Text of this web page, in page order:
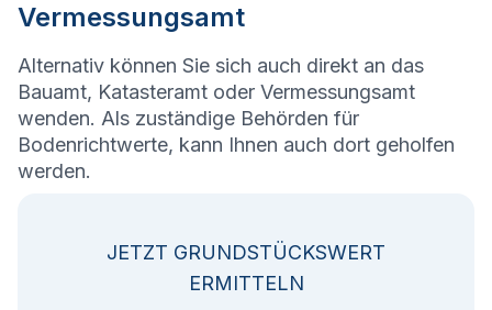
Vermessungsamt
Alternativ können Sie sich auch direkt an das
Bauamt, Katasteramt oder Vermessungsamt
wenden. Als zuständige Behörden für
Bodenrichtwerte, kann Ihnen auch dort geholfen
werden.
JETZT GRUNDSTÜCKSWERT
ERMITTELN